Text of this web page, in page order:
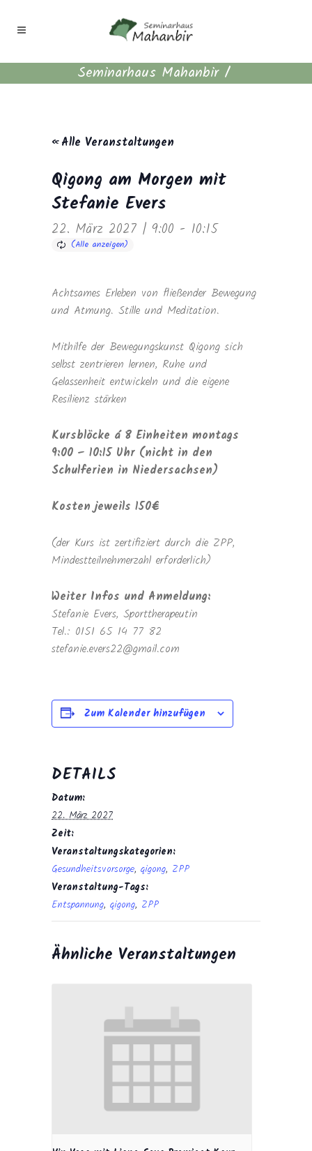
Seminarhaus Mahanbir/
« Alle Veranstaltungen
Qigong am Morgen mit
Stefanie Evers
22. März 2027 | 9:00 - 10:15
Achtsames Erleben von fließender Bewegung
und Atmung. Stille und Meditation.
Mithilfe der Bewegungskunst Qigong sich
selbst zentrieren lernen, Ruhe und
Gelassenheit entwickeln und die eigene
Resilienz stärken
Kursblöcke á 8 Einheiten montags
9:00 – 10:15 Uhr (nicht in den
Schulferien in Niedersachsen)
Kosten jeweils 150€
(der Kurs ist zertifiziert durch die ZPP,
Mindestteilnehmerzahl erforderlich)
Weiter Infos und Anmeldung:
Stefanie Evers, Sporttherapeutin
Tel.: 0151 65 14 77 82
stefanie.evers22@gmail.com
Zum Kalender hinzufügen
DETAILS
Datum:
22. März 2027
Zeit:
Veranstaltungskategorien:
Gesundheitsvorsorge, qigong, ZPP
Veranstaltung-Tags:
Entspannung, qigong, ZPP
Ähnliche Veranstaltungen